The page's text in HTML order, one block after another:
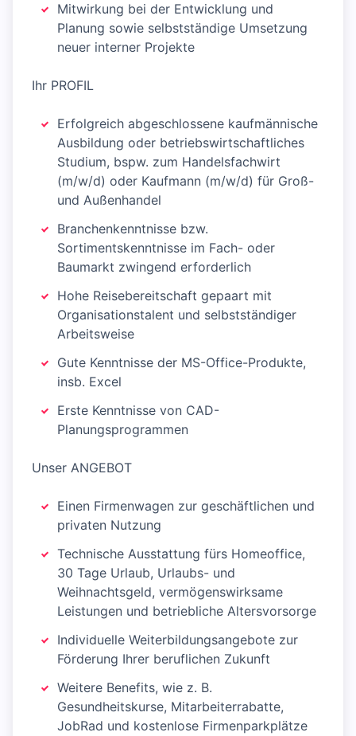
Mitwirkung bei der Entwicklung und
Planung sowie selbstständige Umsetzung
neuer interner Projekte
Ihr PROFIL
Erfolgreich abgeschlossene kaufmännische
Ausbildung oder betriebswirtschaftliches
Studium, bspw. zum Handelsfachwirt
(m/w/d) oder Kaufmann (m/w/d) für Groß-
und Außenhandel
Branchenkenntnisse bzw.
Sortimentskenntnisse im Fach- oder
Baumarkt zwingend erforderlich
Hohe Reisebereitschaft gepaart mit
Organisationstalent und selbstständiger
Arbeitsweise
Gute Kenntnisse der MS-Office-Produkte,
insb. Excel
Erste Kenntnisse von CAD-
Planungsprogrammen
Unser ANGEBOT
Einen Firmenwagen zur geschäftlichen und
privaten Nutzung
Technische Ausstattung fürs Homeoffice,
30 Tage Urlaub, Urlaubs- und
Weihnachtsgeld, vermögenswirksame
Leistungen und betriebliche Altersvorsorge
Individuelle Weiterbildungsangebote zur
Förderung Ihrer beruflichen Zukunft
Weitere Benefits, wie z. B.
Gesundheitskurse, Mitarbeiterrabatte,
JobRad und kostenlose Firmenparkplätze